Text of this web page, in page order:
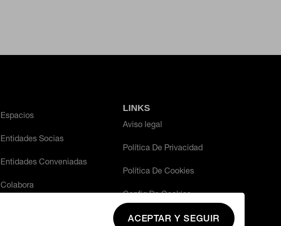
Espacios
Entidades Socias
Entidades Conveniadas
Colabora
LINKS
Aviso legal
Política De Privacidad
Política De Cookies
Config De Cookies
ACEPTAR Y SEGUIR